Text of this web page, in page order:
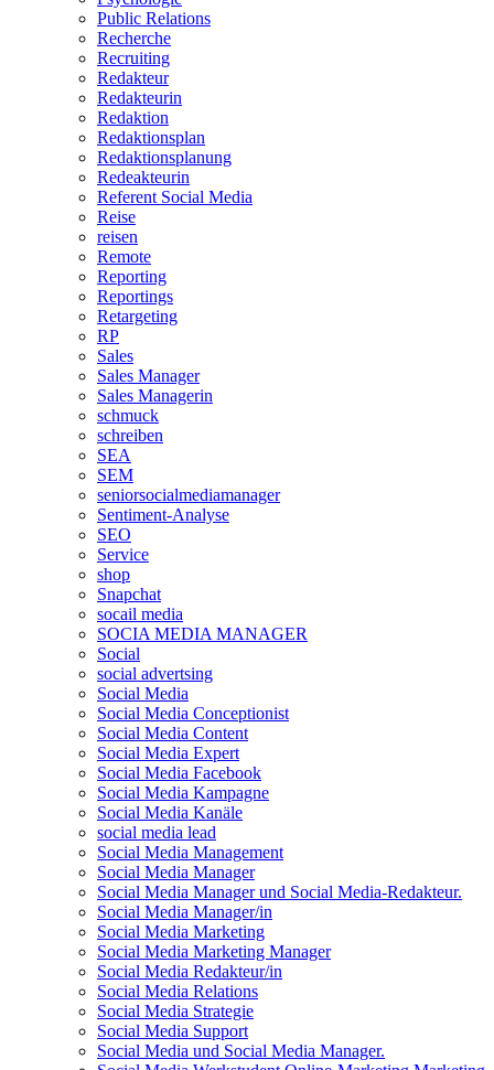
Public Relations
Recherche
Recruiting
Redakteur
Redakteurin
Redaktion
Redaktionsplan
Redaktionsplanung
Redeakteurin
Referent Social Media
Reise
reisen
Remote
Reporting
Reportings
Retargeting
RP
Sales
Sales Manager
Sales Managerin
schmuck
schreiben
SEA
SEM
seniorsocialmediamanager
Sentiment-Analyse
SEO
Service
shop
Snapchat
socail media
SOCIA MEDIA MANAGER
Social
social advertsing
Social Media
Social Media Conceptionist
Social Media Content
Social Media Expert
Social Media Facebook
Social Media Kampagne
Social Media Kanäle
social media lead
Social Media Management
Social Media Manager
Social Media Manager und Social Media-Redakteur.
Social Media Manager/in
Social Media Marketing
Social Media Marketing Manager
Social Media Redakteur/in
Social Media Relations
Social Media Strategie
Social Media Support
Social Media und Social Media Manager.